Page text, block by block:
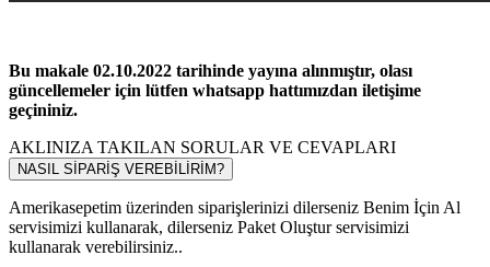
Bu makale 02.10.2022 tarihinde yayına alınmıştır, olası
güncellemeler için lütfen whatsapp hattımızdan iletişime
geçininiz.
AKLINIZA TAKILAN SORULAR VE CEVAPLARI
NASIL SİPARİŞ VEREBİLİRİM?
Amerikasepetim üzerinden siparişlerinizi dilerseniz Benim İçin Al
servisimizi kullanarak, dilerseniz Paket Oluştur servisimizi
kullanarak verebilirsiniz..